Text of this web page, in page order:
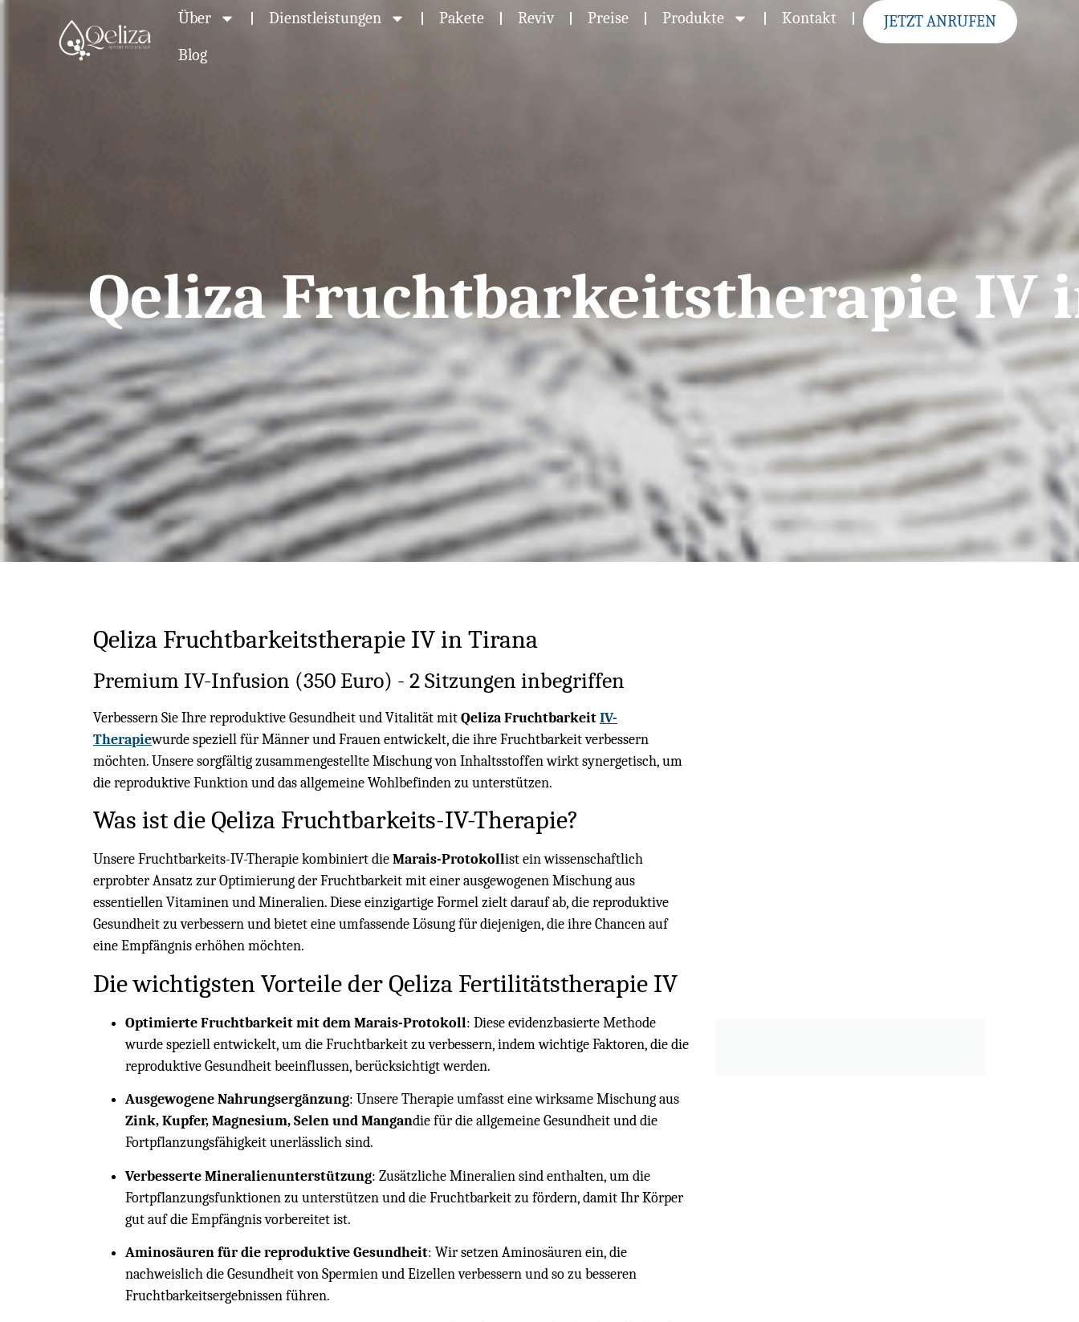
Über Dienstleistungen Pakete Reviv Preise Produkte
Kontakt
Blog
JETZT ANRUFEN
Qeliza Fruchtbarkeitstherapie IV
Qeliza Fruchtbarkeitstherapie IV in Tirana
Premium IV-Infusion (350 Euro) - 2 Sitzungen inbegriffen
Verbessern Sie Ihre reproduktive Gesundheit und Vitalität mitQeliza FruchtbarkeitIV-
Therapiewurde speziell für Männer und Frauen entwickelt, die ihre Fruchtbarkeit verbessern
möchten. Unsere sorgfältig zusammengestellte Mischung von Inhaltsstoffen wirkt synergetisch, um
die reproduktive Funktion und das allgemeine Wohlbefinden zu unterstützen.
Was ist die Qeliza Fruchtbarkeits-IV-Therapie?
Unsere Fruchtbarkeits-IV-Therapie kombiniert dieMarais-Protokollist ein wissenschaftlich
erprobter Ansatz zur Optimierung der Fruchtbarkeit mit einer ausgewogenen Mischung aus
essentiellen Vitaminen und Mineralien. Diese einzigartige Formel zielt darauf ab, die reproduktive
Gesundheit zu verbessern und bietet eine umfassende Lösung für diejenigen, die ihre Chancen auf
eine Empfängnis erhöhen möchten.
Die wichtigsten Vorteile der Qeliza Fertilitätstherapie IV
Optimierte Fruchtbarkeit mit dem Marais-Protokoll: Diese evidenzbasierte Methode
wurde speziell entwickelt, um die Fruchtbarkeit zu verbessern, indem wichtige Faktoren, die die
reproduktive Gesundheit beeinflussen, berücksichtigt werden.
Ausgewogene Nahrungsergänzung: Unsere Therapie umfasst eine wirksame Mischung aus
Zink, Kupfer, Magnesium, Selen und Mangandie für die allgemeine Gesundheit und die
Fortpflanzungsfähigkeit unerlässlich sind.
Verbesserte Mineralienunterstützung: Zusätzliche Mineralien sind enthalten, um die
Fortpflanzungsfunktionen zu unterstützen und die Fruchtbarkeit zu fördern, damit Ihr Körper
gut auf die Empfängnis vorbereitet ist.
Aminosäuren für die reproduktive Gesundheit: Wir setzen Aminosäuren ein, die
nachweislich die Gesundheit von Spermien und Eizellen verbessern und so zu besseren
Fruchtbarkeitsergebnissen führen.